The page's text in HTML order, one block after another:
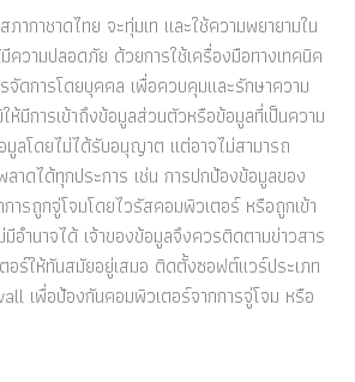
ภากาชาดไทย จะทุ่มเท และใช้ความพยายามใน
ความปลอดภัย ด้วยการใช้เครื่องมือทางเทคนิค
จัดการโดยบุคคล เพื่อควบคุมและรักษาความ
มีการเข้าถึงข้อมูลส่วนตัวหรือข้อมูลที่เป็นความ
มูลโดยไม่ได้รับอนุญาต แต่อาจไม่สามารถ
าดได้ทุกประการ เช่น การปกป้องข้อมูลของ
การถูกจู่โจมโดยไวรัสคอมพิวเตอร์ หรือถูกเข้า
อำนาจได้ เจ้าของข้อมูลจึงควรติดตามข่าวสาร
อร์ให้ทันสมัยอยู่เสมอ ติดตั้งซอฟต์แวร์ประเภท
เพื่อป้องกันคอมพิวเตอร์จากการจู่โจม หรือ